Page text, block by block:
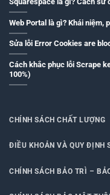
Web Portal là gì? Khái niệm,
Sửa lỗi Error Cookies are
Cách khắc phục lỗi Scrape
100%)
CHÍNH SÁCH CHẤT LƯỢNG
ĐIỀU KHOẢN VÀ QUY ĐỊNH
CHÍNH SÁCH BẢO TRÌ –